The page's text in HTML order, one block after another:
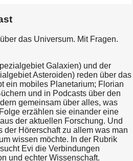
das Universum. Mit Fragen.
Galaxien) und der
Asteroiden) reden über das
ein mobiles Planetarium; Florian
und in Podcasts über den
gemeinsam über alles, was
erzählen sie einander eine
der aktuellen Forschung. Und
der Hörerschaft zu allem was man
wissen möchte. In der Rubrik
Evi die Verbindungen
und echter Wissenschaft.